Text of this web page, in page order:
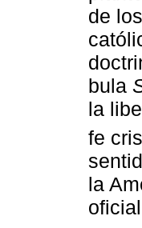
de
bula
la
fe
la